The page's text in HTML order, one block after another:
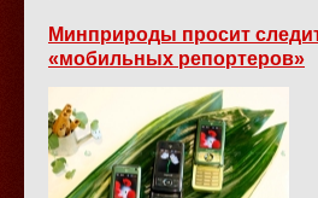
Минприроды просит
«мобильных репортеров»